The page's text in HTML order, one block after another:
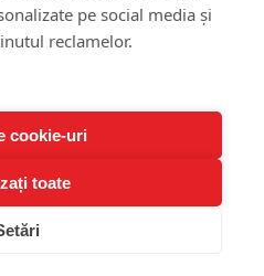
pe social media și
reclamelor.
cookie-uri
toate
sigure
& PROMOTION